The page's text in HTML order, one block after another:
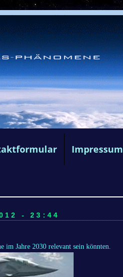
Impressum
- 23:44
im Jahre 2030 relevant sein könnten.